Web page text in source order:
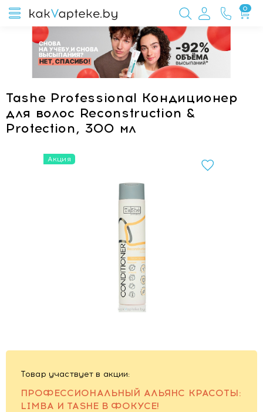
0
Tashe Professional Кондиционер
для волос Reconstruction &
Protection, 300 мл
Акция
Товар участвует в акции:
ПРОФЕССИОНАЛЬНЫЙ АЛЬЯНС КРАСОТЫ:
LIMBA И TASHE В ФОКУСЕ!